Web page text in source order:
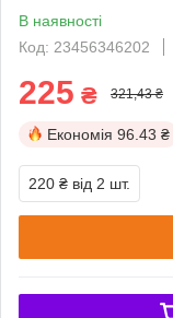
В наявності
Код: 23456346202
225 ₴ 321,43 ₴
Економія 96.43 ₴
220 ₴ від 2 шт.